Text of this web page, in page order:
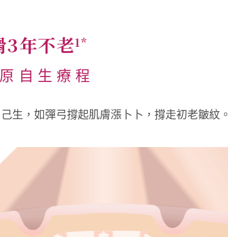
3年不老1*
自生療程
生，如彈弓撐起肌膚漲卜卜，撐走初老皺紋。